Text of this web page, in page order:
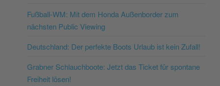
Mehr Informationen
powered by
Consent Management
Fußball-WM: Mit dem Honda Außenborder zum
nächsten Public Viewing
Deutschland: Der perfekte Boots Urlaub ist kein Zufall!
Grabner Schlauchboote: Jetzt das Ticket für spontane
Freiheit lösen!